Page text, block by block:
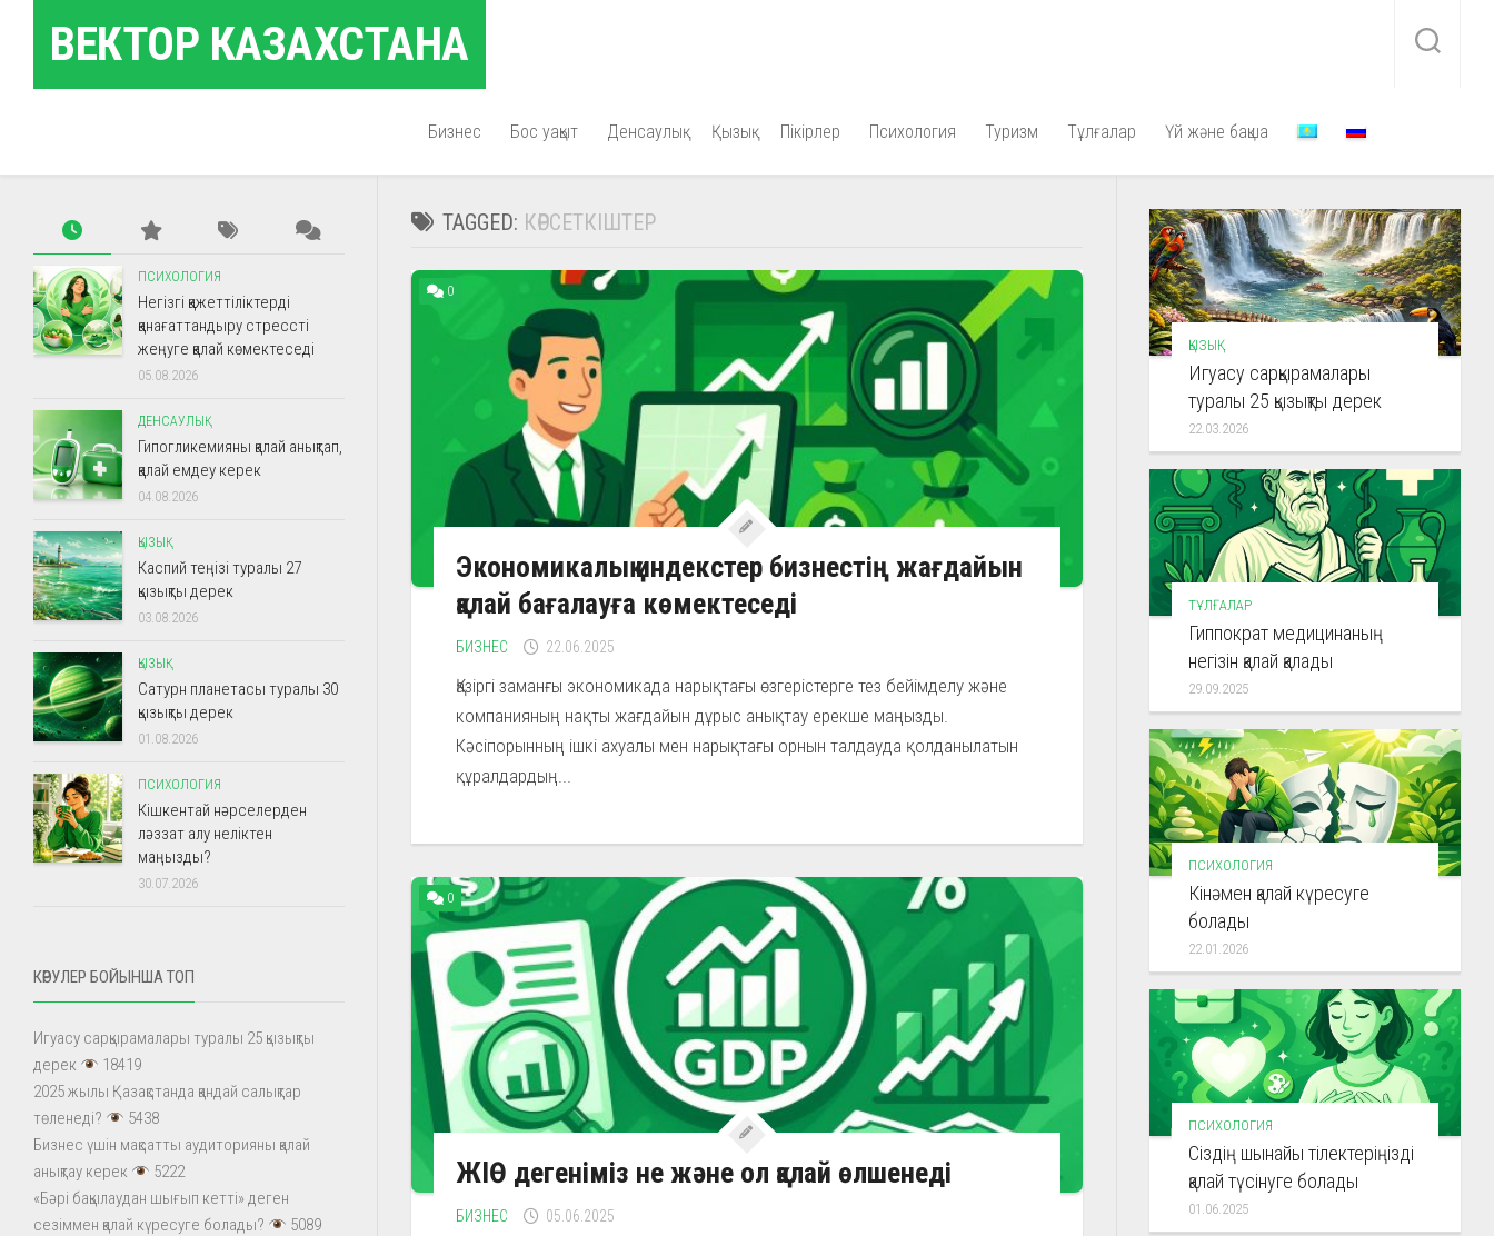
contentВЕКТОР КАЗАХСТАНА
Бизнес Бос уақыт Денсаулық Қызық Пікірлер Психология Туризм Тұлғалар Үй және бақша
TAGGED: КӨРСЕТКІШТЕР
0
Экономикалық индекстер бизнестің жағдайын
қалай бағалауға көмектеседі
БИЗНЕС 22.06.2025
Қазіргі заманғы экономикада нарықтағы өзгерістерге тез бейімделу және
компанияның нақты жағдайын дұрыс анықтау ерекше маңызды.
Кәсіпорынның ішкі ахуалы мен нарықтағы орнын талдауда қолданылатын
құралдардың...
0
ЖІӨ дегеніміз не және ол қалай өлшенеді
БИЗНЕС 05.06.2025
ПСИХОЛОГИЯ
Негізгі қажеттіліктерді
қанағаттандыру стрессті
жеңуге қалай көмектеседі
05.08.2026
ДЕНСАУЛЫҚ
Гипогликемияны қалай анықтап,
қалай емдеу керек
04.08.2026
ҚЫЗЫҚ
Каспий теңізі туралы 27
қызықты дерек
03.08.2026
ҚЫЗЫҚ
Сатурн планетасы туралы 30
қызықты дерек
01.08.2026
ПСИХОЛОГИЯ
Кішкентай нәрселерден
ләззат алу неліктен
маңызды?
30.07.2026
КӨРУЛЕР БОЙЫНША ТОП
Игуасу сарқырамалары туралы 25 қызықты
дерек
18419
2025 жылы Қазақстанда қандай салықтар
төленеді?
5438
Бизнес үшін мақсатты аудиторияны қалай
анықтау керек
5222
«Бәрі бақылаудан шығып кетті» деген
сезіммен қалай күресуге болады?
5089
ҚЫЗЫҚ
Игуасу сарқырамалары
туралы 25 қызықты дерек
22.03.2026
ТҰЛҒАЛАР
Гиппократ медицинаның
негізін қалай қалады
29.09.2025
ПСИХОЛОГИЯ
Кінәмен қалай күресуге
болады
22.01.2026
ПСИХОЛОГИЯ
Сіздің шынайы тілектеріңізді
қалай түсінуге болады
01.06.2025